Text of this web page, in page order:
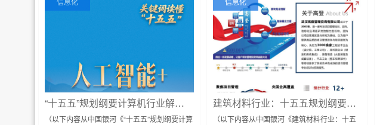
“十五五”规划纲要计算机行业解读：智能经济启航，AI Agent主导未来五年AI叙事
（以下内容从中国银河《“十五五”规划纲要计算
建筑材料行业：十五五规划纲要解读-传统升级+新兴赋能，解锁建材高质量转型新机遇
（以下内容从中国银河《建筑材料行业：十五